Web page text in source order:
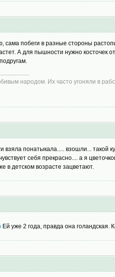
побеги в разные стороны
А для пышности нужно косточек
народом. Их часто угоняли в
взяла понатыкала..... взошли... такой
себя прекрасно.... а я
в детском возрасте зацветают.
Ей уже 2 года, правда она голандская.